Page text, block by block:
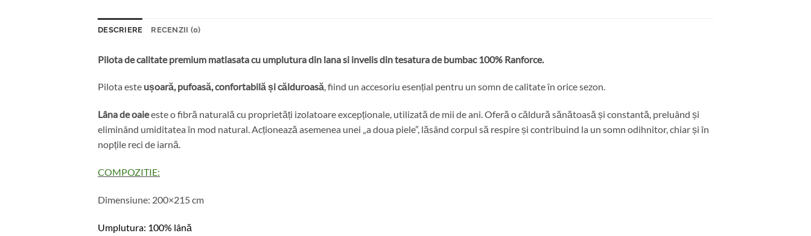
DESCRIERE RECENZII (0)
Pilota de calitate premium matlasata cu umplutura din lana si invelis din tesatura de bumbac 100% Ranforce.
Pilota este ușoară, pufoasă, confortabilă și călduroasă, fiind un accesoriu esențial pentru un somn de calitate în orice sezon.
Lâna de oaieeste o fibră naturală cu proprietăți izolatoare excepționale, utilizată de mii de ani. Oferă o căldură sănătoasă și constantă, preluând și
eliminând umiditatea în mod natural. Acționează asemenea unei „a doua piele”, lăsând corpul să respire și contribuind la un somn odihnitor, chiar și în
nopțile reci de iarnă.
COMPOZITIE:
Dimensiune: 200×215 cm
Umplutura: 100% lână